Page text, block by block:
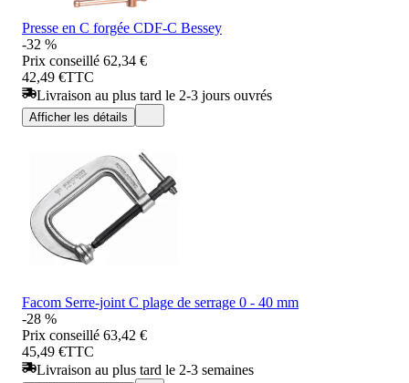
Presse en C forgée CDF-C Bessey
-32 %
Prix conseillé 62,34 €
42,49 €TTC
Livraison au plus tard le 2-3 jours ouvrés
Afficher les détails
Facom Serre-joint C plage de serrage 0 - 40 mm
-28 %
Prix conseillé 63,42 €
45,49 €TTC
Livraison au plus tard le 2-3 semaines